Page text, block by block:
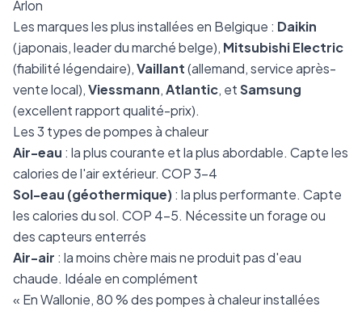
Arlon
Les marques les plus installées en Belgique : Daikin
(japonais, leader du marché belge), Mitsubishi Electric
(fiabilité légendaire),Vaillant(allemand, service après-
vente local),Viessmann,Atlantic, etSamsung
(excellent rapport qualité-prix).
Les 3 types de pompes à chaleur
Air-eau : la plus courante et la plus abordable. Capte les
calories de l'air extérieur. COP 3-4
Sol-eau (géothermique): la plus performante. Capte
les calories du sol. COP 4-5. Nécessite un forage ou
des capteurs enterrés
Air-air : la moins chère mais ne produit pas d'eau
chaude. Idéale en complément
« En Wallonie, 80 % des pompes à chaleur installées